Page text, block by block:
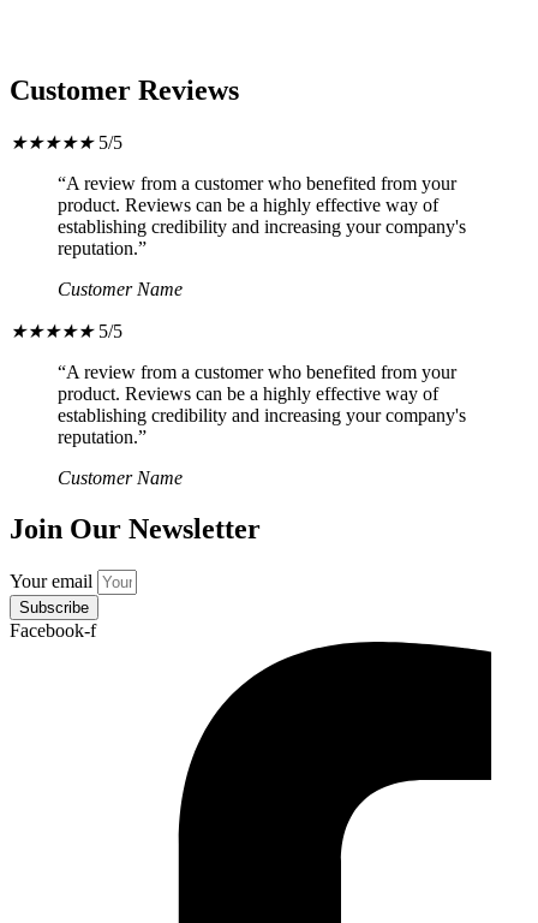
Customer Reviews
★★★★★ 5/5
“A review from a customer who benefited from your
product. Reviews can be a highly effective way of
establishing credibility and increasing your company's
reputation.”
Customer Name
★★★★★ 5/5
“A review from a customer who benefited from your
product. Reviews can be a highly effective way of
establishing credibility and increasing your company's
reputation.”
Customer Name
Join Our Newsletter
Your email
Subscribe
Facebook-f